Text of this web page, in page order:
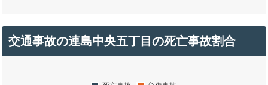
交通事故の連島中央五丁目の死亡事故割合